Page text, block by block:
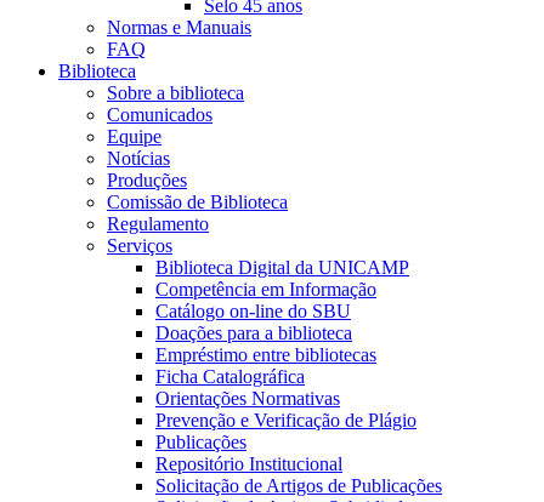
Selo 45 anos
Normas e Manuais
FAQ
Biblioteca
Sobre a biblioteca
Comunicados
Equipe
Notícias
Produções
Comissão de Biblioteca
Regulamento
Serviços
Biblioteca Digital da UNICAMP
Competência em Informação
Catálogo on-line do SBU
Doações para a biblioteca
Empréstimo entre bibliotecas
Ficha Catalográfica
Orientações Normativas
Prevenção e Verificação de Plágio
Publicações
Repositório Institucional
Solicitação de Artigos de Publicações